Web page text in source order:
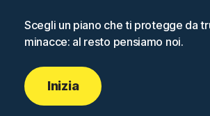
Scegli un piano che ti protegge da
minacce: al resto pensiamo noi.
Inizia